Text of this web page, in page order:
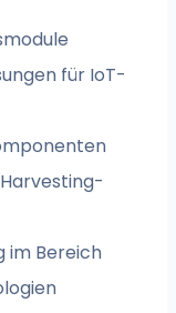
für IoT-
im Bereich